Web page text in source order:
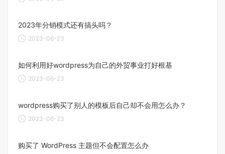
2023年分销模式还有搞头吗？
2023-06-23
如何利用好wordpress为自己的外贸事业打好根基
2023-06-23
wordpress购买了别人的模板后自己却不会用怎么办？
2023-06-23
购买了 WordPress 主题但不会配置怎么办